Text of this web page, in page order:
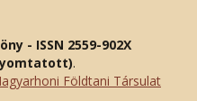
- ISSN 2559-902X
.
Földtani Társulat